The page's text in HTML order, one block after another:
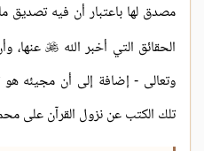
مصدق لها باعتبار أن فيه تصديق
الحقائق التي أخبر الله عنها،
وتعالى - إضافة إلى أن مجيئه
تلك الكتب عن نزول القرآن على